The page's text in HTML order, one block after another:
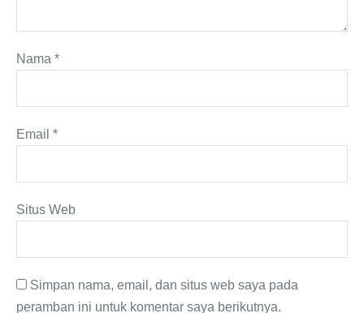
Nama *
Email *
Situs Web
Simpan nama, email, dan situs web saya pada
peramban ini untuk komentar saya berikutnya.